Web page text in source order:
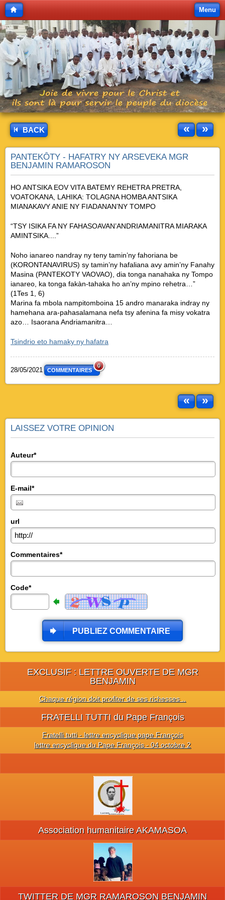
Menu
BACK « »
PANTEKÔTY - HAFATRY NY ARSEVEKA MGR
BENJAMIN RAMAROSON
HO ANTSIKA EOV VITA BATEMY REHETRA PRETRA,
VOATOKANA, LAHIKA: TOLAGNA HOMBA ANTSIKA
MIANAKAVY ANIE NY FIADANAN’NY TOMPO
“TSY ISIKA FA NY FAHASOAVAN’ANDRIAMANITRA MIARAKA
AMINTSIKA....”
Noho ianareo nandray ny teny tamin’ny fahoriana be
(KORONTANAVIRUS) sy tamin’ny hafaliana avy amin’ny Fanahy
Masina (PANTEKOTY VAOVAO), dia tonga nanahaka ny Tompo
ianareo, ka tonga fakàn-tahaka ho an’ny mpino rehetra…”
(1Tes 1, 6)
Marina fa mbola nampitomboina 15 andro manaraka indray ny
hamehana ara-pahasalamana nefa tsy afenina fa misy vokatra
azo… Isaorana Andriamanitra…
Tsindrio eto hamaky ny hafatra
28/05/2021 COMMENTAIRES
0
« »
LAISSEZ VOTRE OPINION
Auteur*
E-mail*
url
Commentaires*
Code*
PUBLIEZ COMMENTAIRE
EXCLUSIF : LETTRE OUVERTE DE MGR
BENJAMIN
Chaque région doit profiter de ses richesses ..
FRATELLI TUTTI du Pape François
Fratelli tutti - lettre encyclique pape François
lettre encyclique du Pape François - 04 octobre 2
Association humanitaire AKAMASOA
TWITTER DE MGR RAMAROSON BENJAMIN